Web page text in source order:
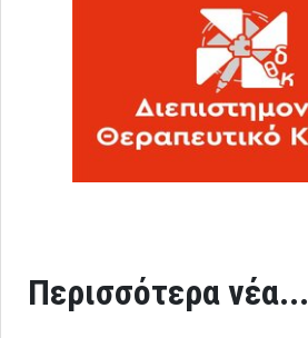
Περισσότερα νέα...